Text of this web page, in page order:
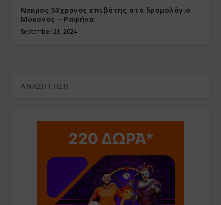
Νεκρός 53χρονος επιβάτης στο δρομολόγιο
Μύκονος – Ραφήνα
September 21, 2024